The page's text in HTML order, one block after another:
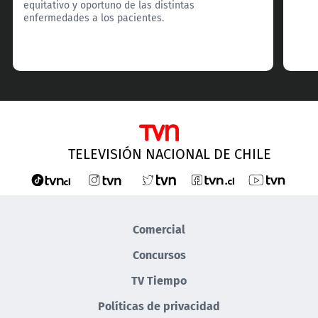
equitativo y oportuno de las distintas
enfermedades a los pacientes.
TELEVISIÓN NACIONAL DE CHILE
Comercial
Concursos
TV Tiempo
Políticas de privacidad